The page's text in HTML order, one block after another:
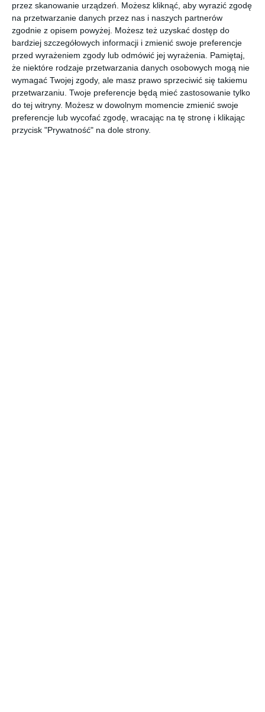
przez skanowanie urządzeń. Możesz kliknąć, aby wyrazić zgodę
na przetwarzanie danych przez nas i naszych partnerów
zgodnie z opisem powyżej. Możesz też uzyskać dostęp do
bardziej szczegółowych informacji i zmienić swoje preferencje
przed wyrażeniem zgody lub odmówić jej wyrażenia. Pamiętaj,
że niektóre rodzaje przetwarzania danych osobowych mogą nie
wymagać Twojej zgody, ale masz prawo sprzeciwić się takiemu
przetwarzaniu. Twoje preferencje będą mieć zastosowanie tylko
do tej witryny. Możesz w dowolnym momencie zmienić swoje
preferencje lub wycofać zgodę, wracając na tę stronę i klikając
przycisk "Prywatność" na dole strony.
Kategoria projektu
Mieszkanie
DODAJ DO ULUBIONYCH UDOSTĘPNIJ
Pozostałe zdjęcia w projekcie:
Projekt dużego
apartamentu w kolorach ziemi